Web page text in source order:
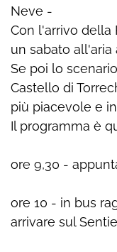
Neve -
Con l'arrivo della
un sabato
Se poi lo
Castello di
più piacevole e
Il programma è
ore 9,30 -
ore 10 - in bus
arrivare sul